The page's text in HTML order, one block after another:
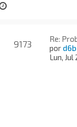
9173
Re:
por d6b
Lun,